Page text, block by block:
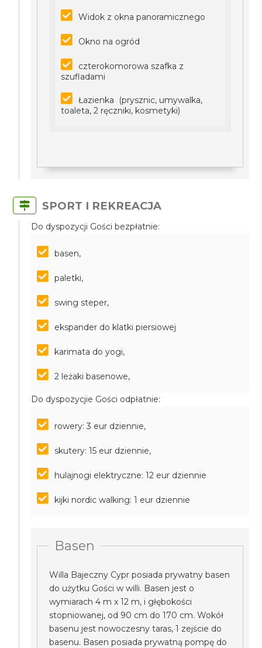
Widok z okna panoramicznego
Okno na ogród
czterokomorowa szafka z
szufladami
Łazienka (prysznic, umywalka,
toaleta, 2 ręczniki, kosmetyki)
SPORT I REKREACJA
Do dyspozycji Gości bezpłatnie:
basen,
paletki,
swing steper,
ekspander do klatki piersiowej
karimata do yogi,
2 leżaki basenowe,
Do dyspozycjie Gości odpłatnie:
rowery: 3 eur dziennie,
skutery: 15 eur dziennie,
hulajnogi elektryczne: 12 eur dziennie
kijki nordic walking: 1 eur dziennie
Basen
Willa Bajeczny Cypr posiada prywatny basen
do użytku Gości w willi. Basen jest o
wymiarach 4 m x 12 m, i głębokości
stopniowanej, od 90 cm do 170 cm. Wokół
basenu jest nowoczesny taras, 1 zejście do
basenu. Basen posiada prywatną pompę do